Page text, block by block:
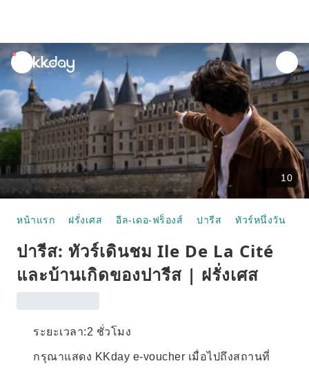
unread
notifications
10
หน้าแรก ฝรั่งเศส อีล-เดอ-ฟร็องส์ ปารีส ทัวร์หนึ่งวัน
ปารีส: ทัวร์เดินชม Ile De La Cité
และบ้านเกิดของปารีส | ฝรั่งเศส
ระยะเวลา:2 ชั่วโมง
กรุณาแสดง KKday e-voucher เมื่อไปถึงสถานที่